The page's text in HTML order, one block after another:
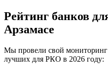
Рейтинг банков
Арзамасе
Мы провели свой мониторинг
лучших для РКО в 2026 году: